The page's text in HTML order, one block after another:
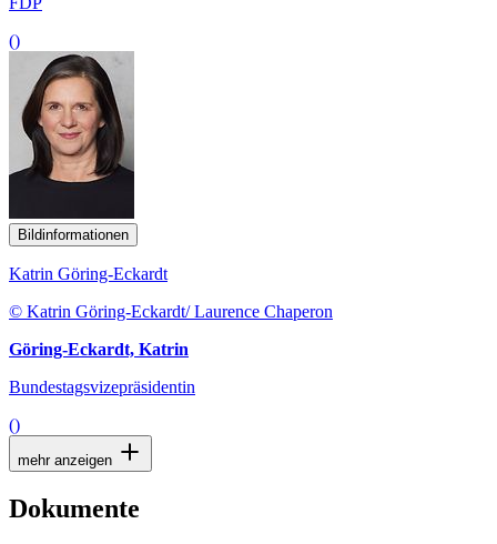
()
Bildinformationen
Katrin Göring-Eckardt
© Katrin Göring-Eckardt/ Laurence Chaperon
Göring-Eckardt, Katrin
Bundestagsvizepräsidentin
()
mehr anzeigen
Dokumente